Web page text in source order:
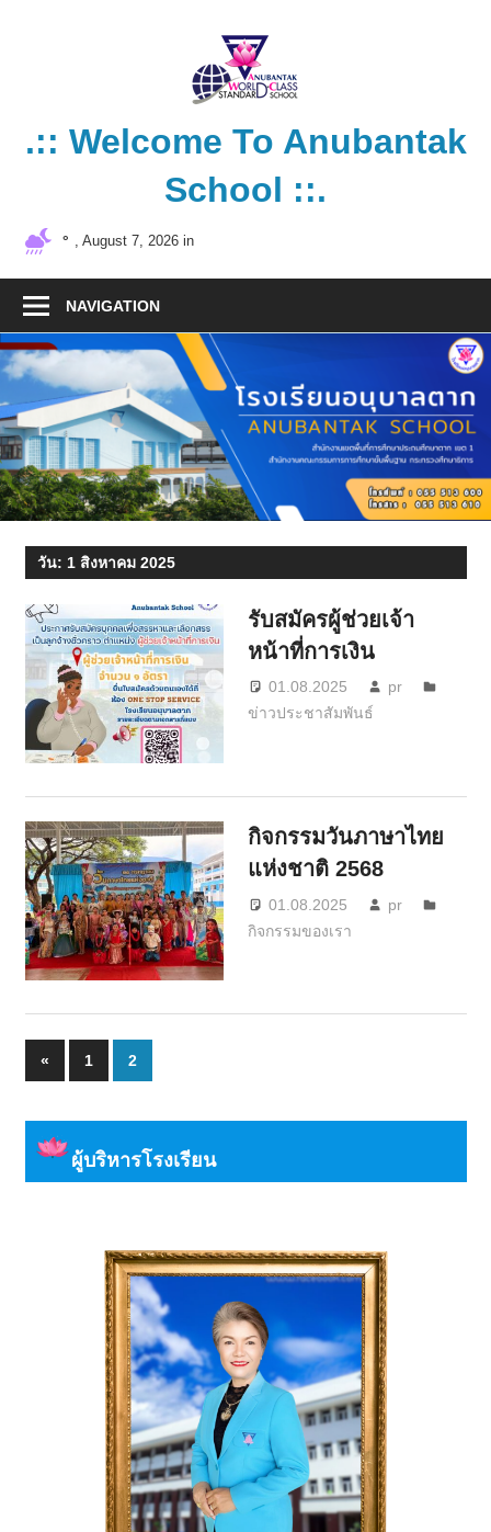
.:: Welcome To Anubantak
School ::.
โรงเรียน
สากล
° , August 7, 2026 in
NAVIGATION
วัน: 1 สิงหาคม 2025
รับสมัครผู้ช่วยเจ้า
หน้าที่การเงิน
01.08.2025
pr
ข่าวประชาสัมพันธ์
กิจกรรมวันภาษาไทย
แห่งชาติ 2568
01.08.2025
pr
กิจกรรมของเรา
Posts
«Previous
Posts
1 2
ผู้บริหารโรงเรียน